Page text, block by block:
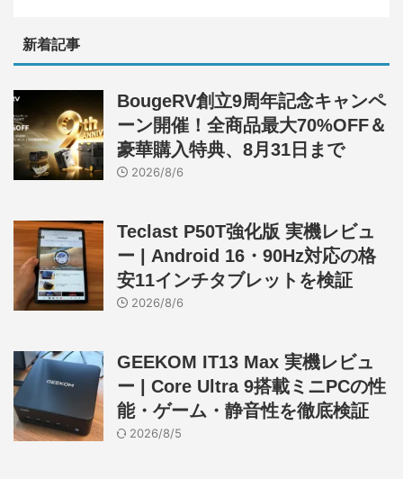
新着記事
BougeRV創立9周年記念キャンペ
ーン開催！全商品最大70%OFF＆
豪華購入特典、8月31日まで
2026/8/6
Teclast P50T強化版 実機レビュ
ー | Android 16・90Hz対応の格
安11インチタブレットを検証
2026/8/6
GEEKOM IT13 Max 実機レビュ
ー | Core Ultra 9搭載ミニPCの性
能・ゲーム・静音性を徹底検証
2026/8/5